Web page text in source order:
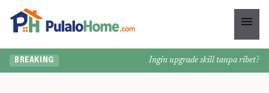
menu
BREAKING Ingin upgrade skill tanpa ribet?